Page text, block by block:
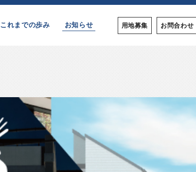
これまでの歩み お知らせ 用地募集 お問合わせ